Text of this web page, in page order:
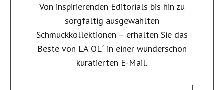
Von inspirierenden Editorials bis hin zu
sorgfältig ausgewählten
Schmuckkollektionen – erhalten Sie das
Beste von LA OL´ in einer wunderschön
kuratierten E-Mail.